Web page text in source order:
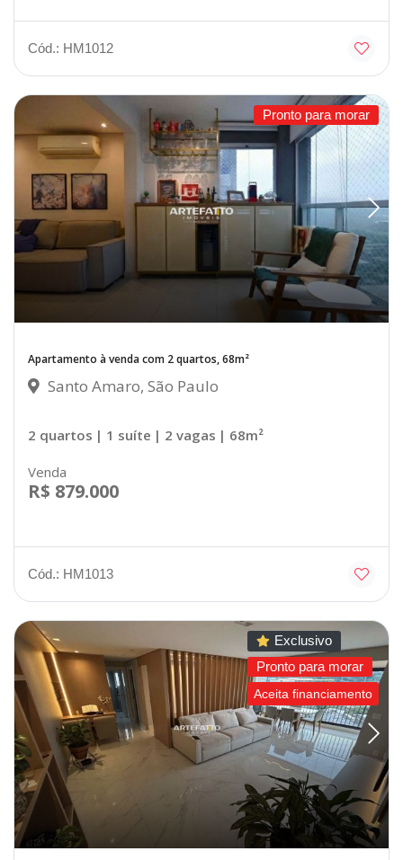
Cód.: HM1012
Pronto para morar
Apartamento à venda com 2 quartos, 68m²
Santo Amaro, São Paulo
2 quartos | 1 suíte | 2 vagas | 68m²
Venda
R$ 879.000
Cód.: HM1013
Exclusivo
Pronto para morar
Aceita financiamento